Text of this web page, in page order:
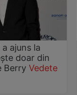
ajuns la
doar din
Berry Vedete